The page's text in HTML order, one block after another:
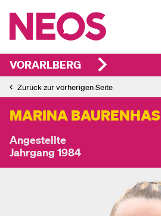
VORARLBERG
Zurück zur vorherigen Seite
MARINA BAURENHAS
Angestellte
Jahrgang 1984